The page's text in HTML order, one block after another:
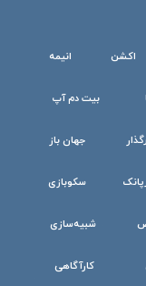
اکشن انیمه
بیت دم آپ
جهان باز
سکوبازی
شبیه‌سازی
کارآگاهی